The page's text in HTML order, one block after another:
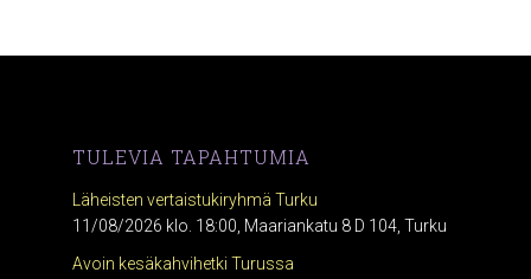
TULEVIA TAPAHTUMIA
Läheisten vertaistukiryhmä Turku
11/08/2026 klo. 18:00, Maariankatu 8 D 104, Turku
Avoin kesäkahvihetki Turussa